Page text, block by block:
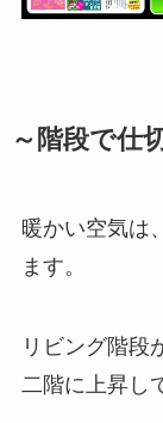
～階段で仕
暖かい空気は
ます。
リビング階段
二階に上昇し